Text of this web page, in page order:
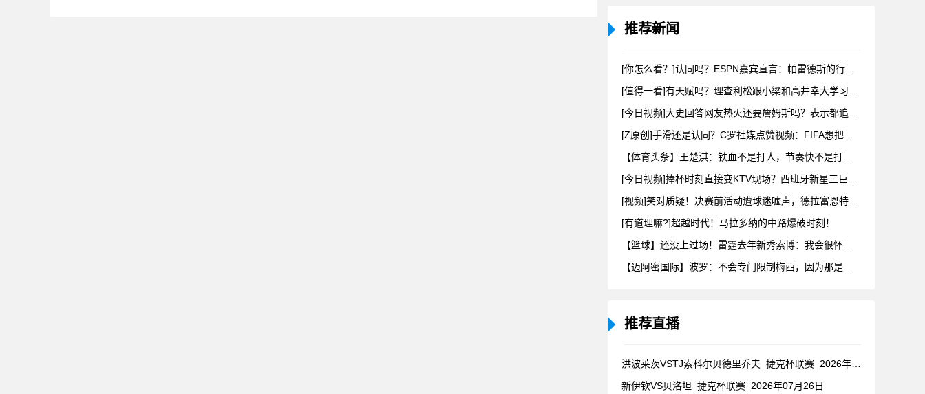
推荐新闻
[有道理嘛?]超越时代！马拉多纳的中路爆破时刻！
推荐直播
新伊钦VS贝洛坦_捷克杯联赛_2026年07月26日